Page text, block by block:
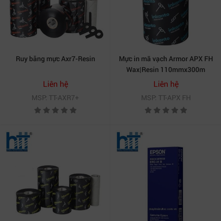
Bảo hành, đổi trả linh hoạt
nếu sản phẩm lỗi kỹ
thuật.
Giá cạnh tranh
– chiết khấu tốt cho đại lý, doanh
nghiệp mua số lượng lớn.
, giao nhanh toàn quốc.
Tư vấn kỹ thuật tận tâm
, hỗ trợ lựa chọn mực phù
hợp với từng dòng máy in.
tác đáng tin cậy cho các giải pháp in ấn tổng thể – từ
thiết bị, phụ kiện đến dịch vụ kỹ thuật chuyên sâu.
5. Câu hỏi thường gặp về ruy băng mực
Epson ERC31B
ERC31B có thể dùng cho máy in nào?
Sản phẩm tương thích với các máy in kim Epson TM-
Ruy băng mực Axr7-Resin
Liên hệ
MSP: TT-AXR7+
Mực in mã vạch Armor APX FH
Wax|Resin 110mmx300m
Liên hệ
MSP: TT-APX FH